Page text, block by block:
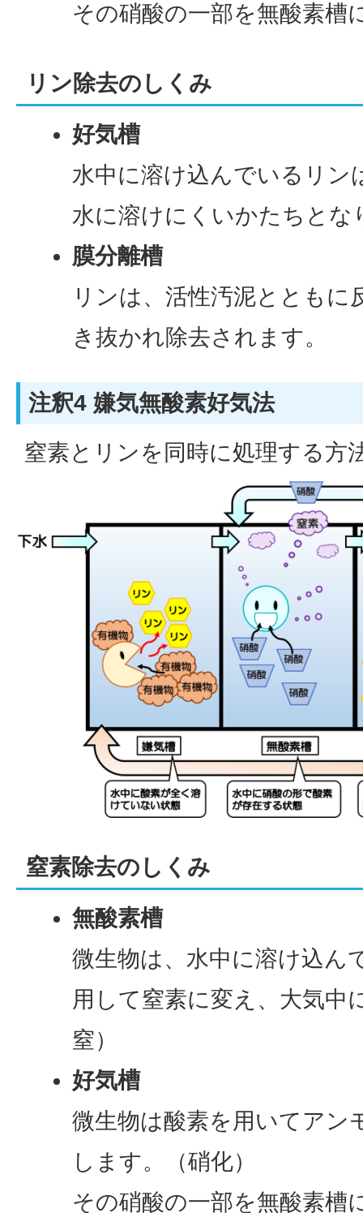
その硝酸の一部を無酸素槽
リン除去のしくみ
好気槽
水中に溶け込んでいるリン
水に溶けにくいかたちとな
膜分離槽
リンは、活性汚泥とともに
き抜かれ除去されます。
注釈4 嫌気無酸素好気法
窒素とリンを同時に処理する方
窒素除去のしくみ
無酸素槽
微生物は、水中に溶け込ん
用して窒素に変え、大気中
窒）
好気槽
微生物は酸素を用いてアン
します。（硝化）
その硝酸の一部を無酸素槽